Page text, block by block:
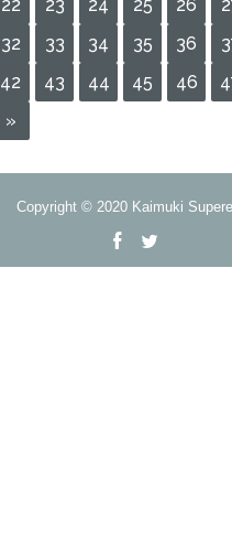
22 23 24 25 26
32 33 34 35 36
42 43 44 45 46
»
Copyright © 2020 Kaimuki